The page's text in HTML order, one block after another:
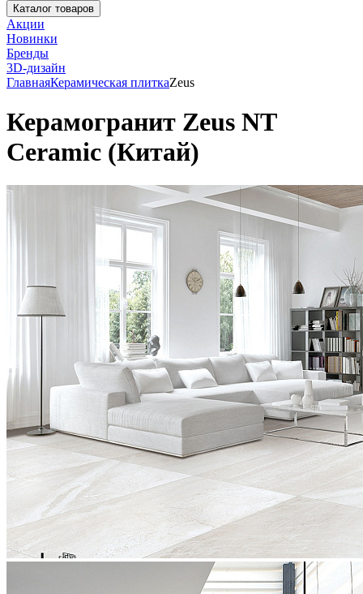
Каталог товаров
Акции
Новинки
Бренды
3D-дизайн
ГлавнаяКерамическая плиткаZeus
Керамогранит Zeus NT
Ceramic (Китай)